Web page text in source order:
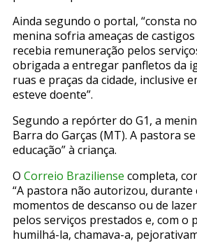
Ainda segundo o portal, “consta
menina sofria ameaças de
recebia remuneração pelos
obrigada a entregar panfletos da
ruas e praças da cidade, inclusive
esteve doente”.
Segundo a repórter do G1, a
Barra do Garças (MT). A pastora
educação” à criança.
O Correio Braziliense completa,
“A pastora não autorizou, durante
momentos de descanso ou de
pelos serviços prestados e, com o
humilhá-la, chamava-a,